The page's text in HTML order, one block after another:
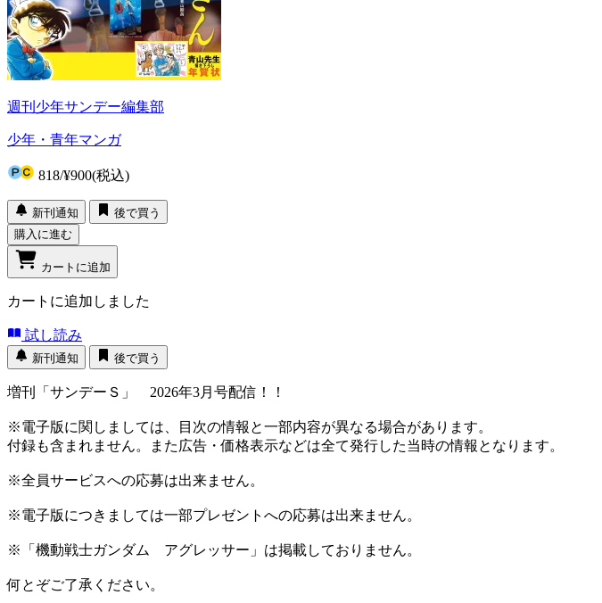
週刊少年サンデー編集部
少年・青年マンガ
818/¥900(税込)
新刊通知
後で買う
購入に進む
カートに追加
カートに追加しました
試し読み
新刊通知 後で買う
増刊「サンデーＳ」 2026年3月号配信！！
※電子版に関しましては、目次の情報と一部内容が異なる場合があります。
付録も含まれません。また広告・価格表示などは全て発行した当時の情報となります。
※全員サービスへの応募は出来ません。
※電子版につきましては一部プレゼントへの応募は出来ません。
※「機動戦士ガンダム アグレッサー」は掲載しておりません。
何とぞご了承ください。